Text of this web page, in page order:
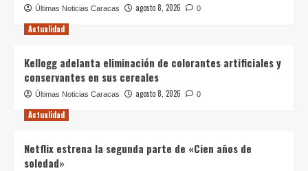
Últimas Noticias Caracas agosto 8, 2026 0
Actualidad
Kellogg adelanta eliminación de colorantes artificiales y
conservantes en sus cereales
Últimas Noticias Caracas agosto 8, 2026 0
Actualidad
Netflix estrena la segunda parte de «Cien años de
soledad»